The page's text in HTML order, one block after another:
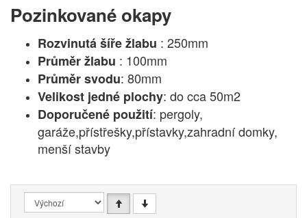
Pozinkované okapy
Rozvinutá šíře žlabu : 250mm
Průměr žlabu : 100mm
Průměr svodu: 80mm
Velikost jedné plochy: do cca 50m2
Doporučené použití: pergoly,
garáže,přístřešky,přístavky,zahradní domky,
menší stavby